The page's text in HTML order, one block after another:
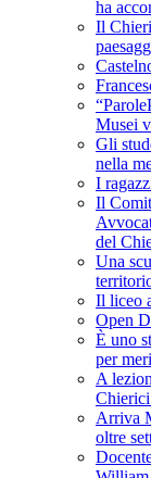
ha
Il
Musei
Gli
nella
I
Il
del
Una
Il liceo
Open
È uno
per
A
Chierici
Arriva
oltre